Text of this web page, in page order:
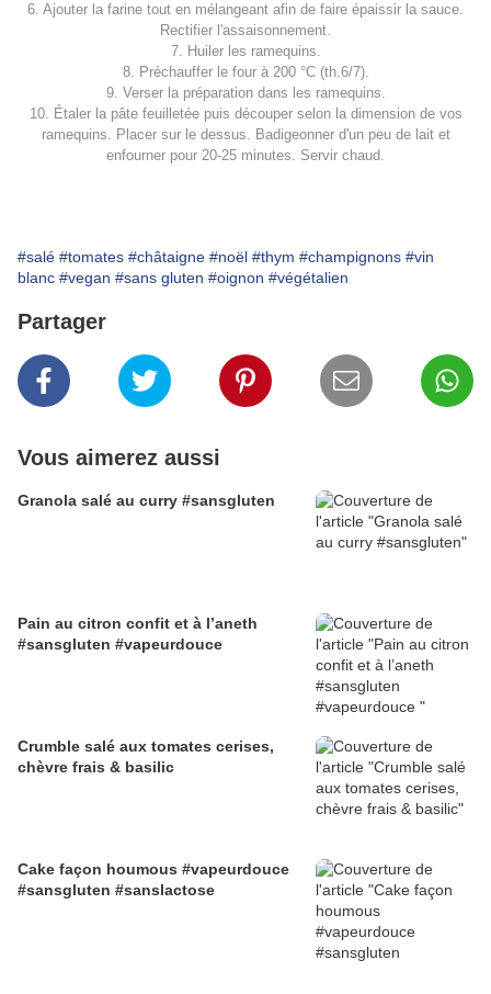
6. Ajouter la farine tout en mélangeant afin de faire épaissir la sauce.
Rectifier l'assaisonnement.
7. Huiler les ramequins.
8. Préchauffer le four à 200 °C (th.6/7).
9. Verser la préparation dans les ramequins.
10. Étaler la pâte feuilletée puis découper selon la dimension de vos
ramequins. Placer sur le dessus. Badigeonner d'un peu de lait et
enfourner pour 20-25 minutes. Servir chaud.
#salé #tomates #châtaigne #noël #thym #champignons #vin
blanc #vegan #sans gluten #oignon #végétalien
Partager
Vous aimerez aussi
Granola salé au curry #sansgluten
Pain au citron confit et à l’aneth
#sansgluten #vapeurdouce
Crumble salé aux tomates cerises,
chèvre frais & basilic
Cake façon houmous #vapeurdouce
#sansgluten #sanslactose